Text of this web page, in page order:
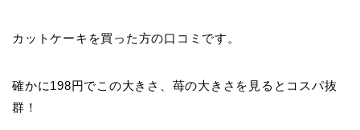
カットケーキを買った方の口コミです。
確かに198円でこの大きさ、苺の大きさを見るとコスパ抜
群！